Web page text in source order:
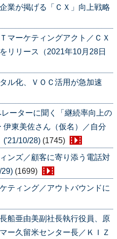
業が掲げる「ＣＸ」向上戦略
マーケティングアクト／ＣＸ
リリース（2021年10月28日
ル化、ＶＯＣ活用が急加速
ーターに聞く「継続率向上の
東美佐さん（仮名）／自分
('21/10/28) (1745)
ンズ／顧客に寄り添う電話対
29) (1699)
ティング／アウトバウンドに
船亜由美副社長執行役員、原
ー久留米センター長／ＫＩＺ